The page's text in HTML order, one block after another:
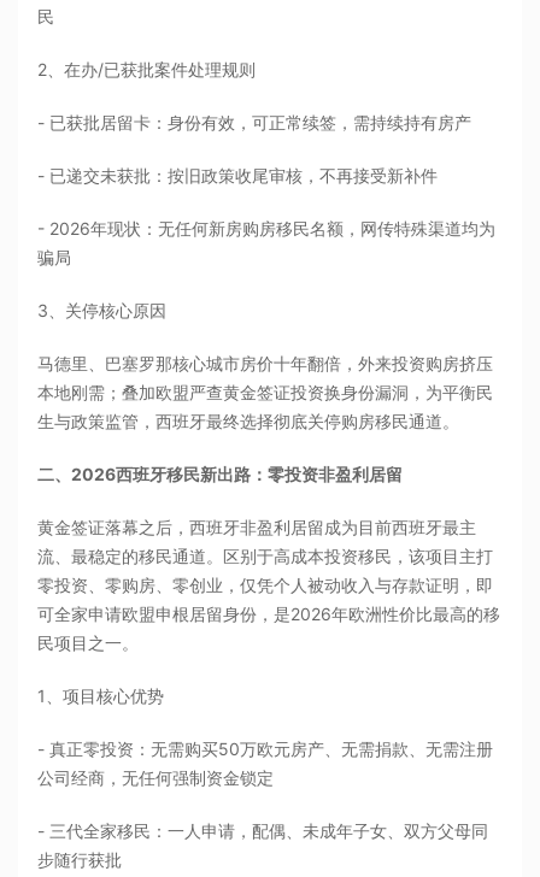
民
2、在办/已获批案件处理规则
- 已获批居留卡：身份有效，可正常续签，需持续持有房产
- 已递交未获批：按旧政策收尾审核，不再接受新补件
- 2026年现状：无任何新房购房移民名额，网传特殊渠道均为
骗局
3、关停核心原因
马德里、巴塞罗那核心城市房价十年翻倍，外来投资购房挤压
本地刚需；叠加欧盟严查黄金签证投资换身份漏洞，为平衡民
生与政策监管，西班牙最终选择彻底关停购房移民通道。
二、2026西班牙移民新出路：零投资非盈利居留
黄金签证落幕之后，西班牙非盈利居留成为目前西班牙最主
流、最稳定的移民通道。区别于高成本投资移民，该项目主打
零投资、零购房、零创业，仅凭个人被动收入与存款证明，即
可全家申请欧盟申根居留身份，是2026年欧洲性价比最高的移
民项目之一。
1、项目核心优势
- 真正零投资：无需购买50万欧元房产、无需捐款、无需注册
公司经商，无任何强制资金锁定
- 三代全家移民：一人申请，配偶、未成年子女、双方父母同
步随行获批